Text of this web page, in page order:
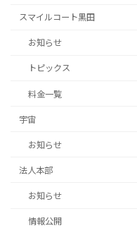
スマイルコート黒田
お知らせ
トピックス
料金一覧
宇宙
お知らせ
法人本部
お知らせ
情報公開